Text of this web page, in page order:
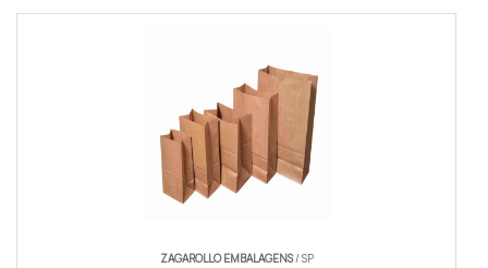
ZAGAROLLO EMBALAGENS/ SP